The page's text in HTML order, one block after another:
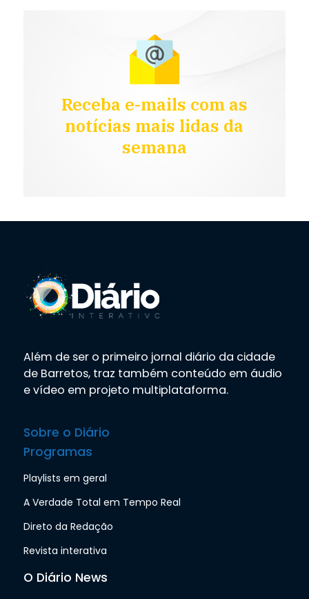
Receba e-mails com as
notícias mais lidas da
semana
Além de ser o primeiro jornal diário da cidade
de Barretos, traz também conteúdo em áudio
e vídeo em projeto multiplataforma.
Sobre o Diário
Programas
Playlists em geral
A Verdade Total em Tempo Real
Direto da Redação
Revista interativa
O Diário News